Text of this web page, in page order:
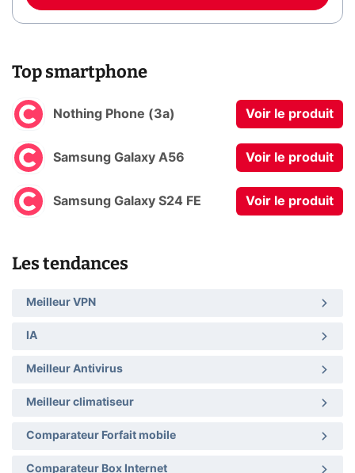
Top smartphone
Nothing Phone (3a) Voir le produit
Samsung Galaxy A56 Voir le produit
Samsung Galaxy S24 FE Voir le produit
Les tendances
Meilleur VPN
IA
Meilleur Antivirus
Meilleur climatiseur
Comparateur Forfait mobile
Comparateur Box Internet